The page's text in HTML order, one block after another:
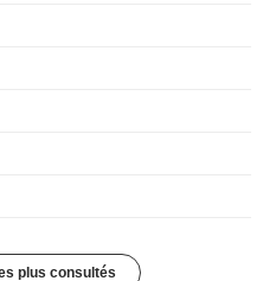
plus consultés